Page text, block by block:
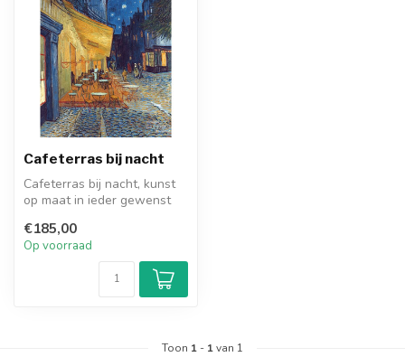
Cafeterras bij nacht
Cafeterras bij nacht, kunst
op maat in ieder gewenst
€185,00
Op voorraad
Toon 1 - 1van 1